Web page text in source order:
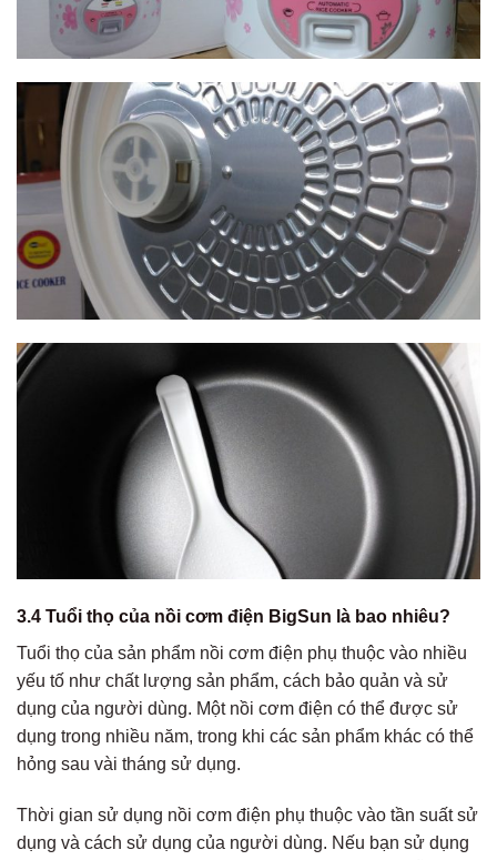
3.4 Tuổi thọ của nồi cơm điện BigSun là bao nhiêu?
Tuổi thọ của sản phẩm nồi cơm điện phụ thuộc vào nhiều
yếu tố như chất lượng sản phẩm, cách bảo quản và sử
dụng của người dùng. Một nồi cơm điện có thể được sử
dụng trong nhiều năm, trong khi các sản phẩm khác có thể
hỏng sau vài tháng sử dụng.
Thời gian sử dụng nồi cơm điện phụ thuộc vào tần suất sử
dụng và cách sử dụng của người dùng. Nếu bạn sử dụng